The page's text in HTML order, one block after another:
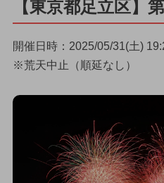
【東京都足立区】
開催日時：2025/05/31(土)
※荒天中止（順延なし）